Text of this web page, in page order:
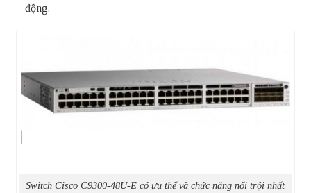
động.
Switch Cisco C9300-48U-E có ưu thế và chức năng nổi trội nhất